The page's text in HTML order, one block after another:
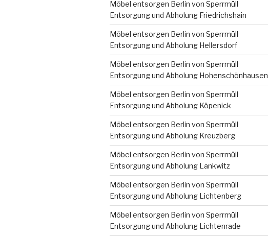
Möbel entsorgen Berlin von Sperrmüll
Entsorgung und Abholung Friedrichshain
Möbel entsorgen Berlin von Sperrmüll
Entsorgung und Abholung Hellersdorf
Möbel entsorgen Berlin von Sperrmüll
Entsorgung und Abholung Hohenschönhausen
Möbel entsorgen Berlin von Sperrmüll
Entsorgung und Abholung Köpenick
Möbel entsorgen Berlin von Sperrmüll
Entsorgung und Abholung Kreuzberg
Möbel entsorgen Berlin von Sperrmüll
Entsorgung und Abholung Lankwitz
Möbel entsorgen Berlin von Sperrmüll
Entsorgung und Abholung Lichtenberg
Möbel entsorgen Berlin von Sperrmüll
Entsorgung und Abholung Lichtenrade